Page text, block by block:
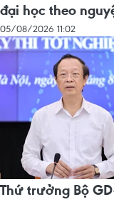
đại học theo
05/08/2026 11:02
Thứ trưởng Bộ